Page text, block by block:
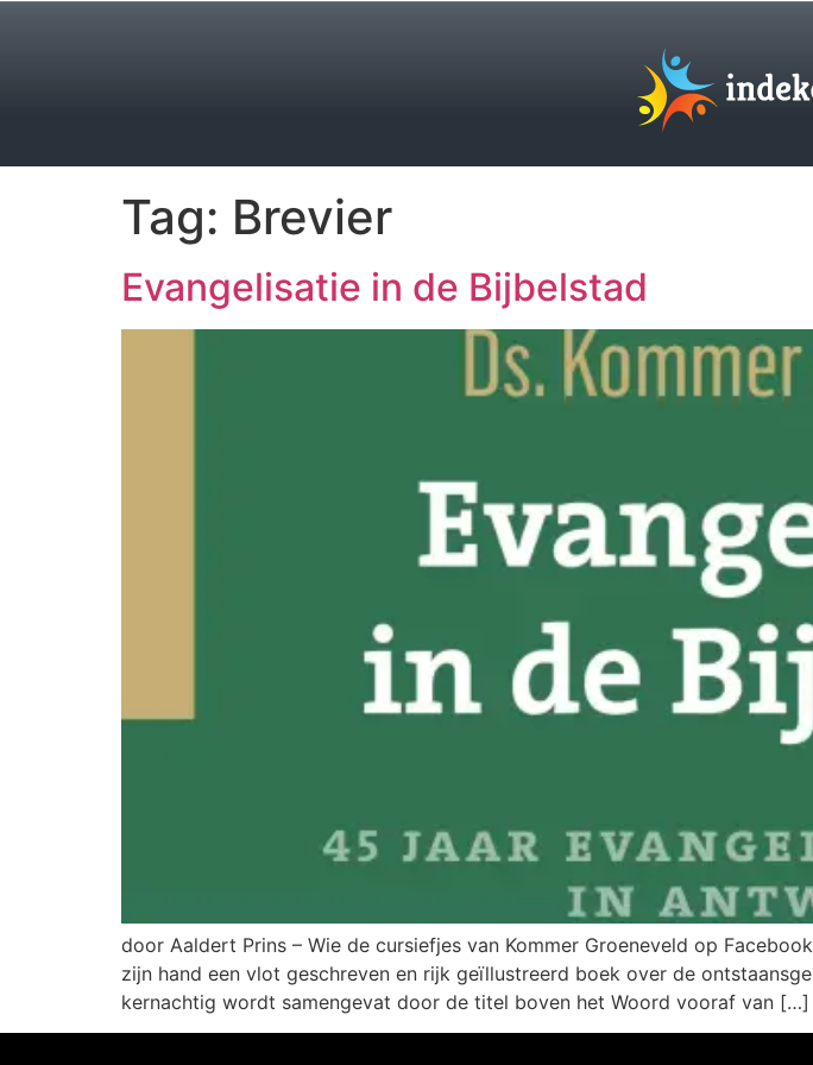
Tag: Brevier
Evangelisatie in de Bijbelstad
door Aaldert Prins – Wie de cursiefjes van Kommer Groeneveld op
zijn hand een vlot geschreven en rijk geïllustreerd boek over de
kernachtig wordt samengevat door de titel boven het Woord vooraf van […]